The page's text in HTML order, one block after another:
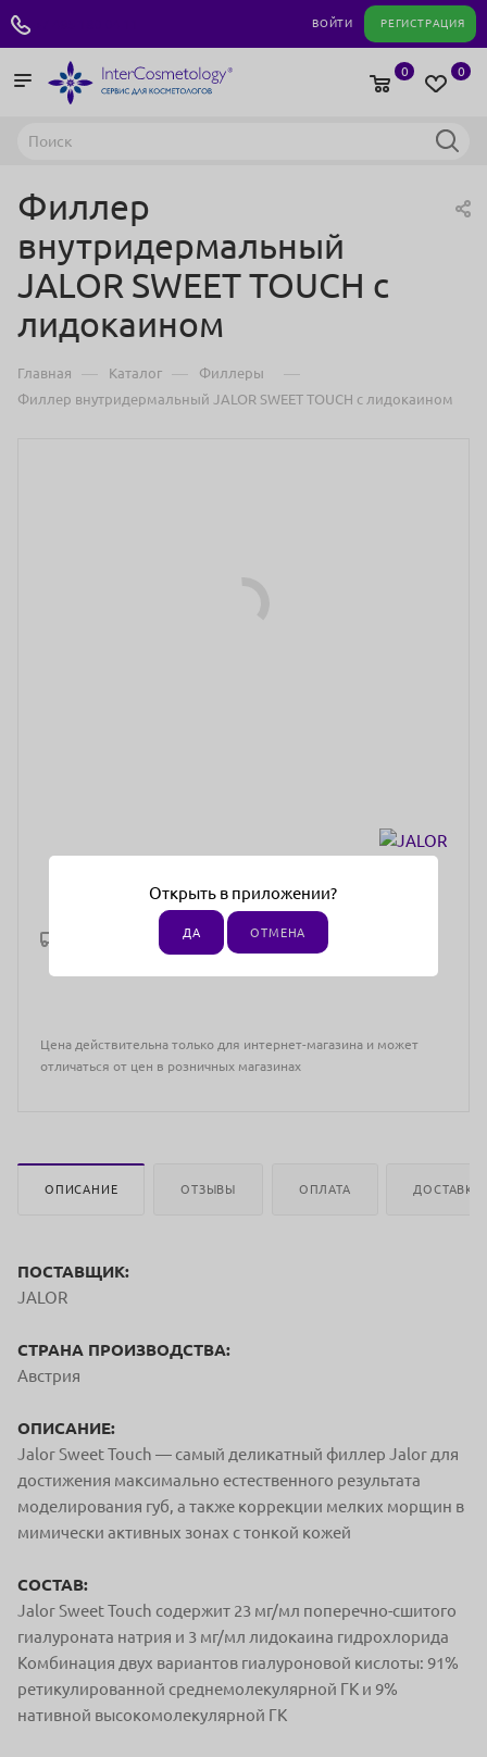
ВОЙТИ РЕГИСТРАЦИЯ
0
0
Филлер
внутридермальный
JALOR SWEET TOUCH с
лидокаином
Главная — Каталог — Филлеры —
Филлер внутридермальный JALOR SWEET TOUCH с лидокаином
Рассчитать доставку
Цена действительна только для интернет-магазина и может
отличаться от цен в розничных магазинах
ОПИСАНИЕ ОТЗЫВЫ ОПЛАТА ДОСТАВКА
ПОСТАВЩИК:
JALOR
СТРАНА ПРОИЗВОДСТВА:
Австрия
ОПИСАНИЕ:
Jalor Sweet Touch — самый деликатный филлер Jalor для
достижения максимально естественного результата
моделирования губ, а также коррекции мелких морщин в
мимически активных зонах с тонкой кожей
СОСТАВ:
Jalor Sweet Touch содержит 23 мг/мл поперечно-сшитого
гиалуроната натрия и 3 мг/мл лидокаина гидрохлорида
Комбинация двух вариантов гиалуроновой кислоты: 91%
ретикулированной среднемолекулярной ГК и 9%
нативной высокомолекулярной ГК
Открыть в приложении?
ДА ОТМЕНА